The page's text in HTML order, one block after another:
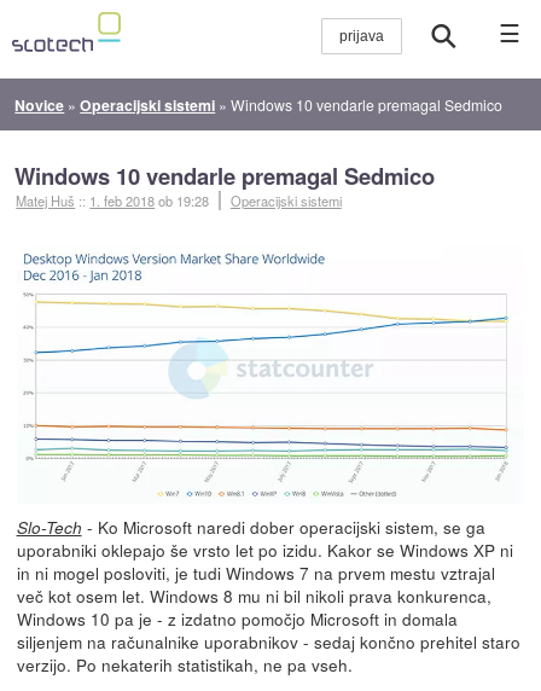
☰
Novice »Operacijski sistemi »Windows 10 vendarle premagal Sedmico
Windows 10 vendarle premagal Sedmico
Matej Huš :: 1. feb 2018ob 19:28 Operacijski sistemi
Slo-Tech - Ko Microsoft naredi dober operacijski sistem, se ga
uporabniki oklepajo še vrsto let po izidu. Kakor se Windows XP ni
in ni mogel posloviti, je tudi Windows 7 na prvem mestu vztrajal
več kot osem let. Windows 8 mu ni bil nikoli prava konkurenca,
Windows 10 pa je - z izdatno pomočjo Microsoft in domala
siljenjem na računalnike uporabnikov - sedaj končno prehitel staro
verzijo. Po nekaterih statistikah, ne pa vseh.